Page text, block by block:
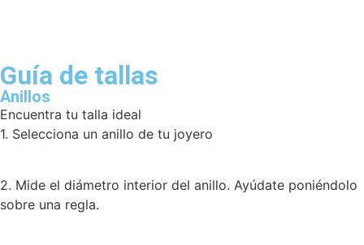
Guía de tallas
Anillos
Encuentra tu talla ideal
1. Selecciona un anillo de tu joyero
2. Mide el diámetro interior del anillo. Ayúdate poniéndolo
sobre una regla.